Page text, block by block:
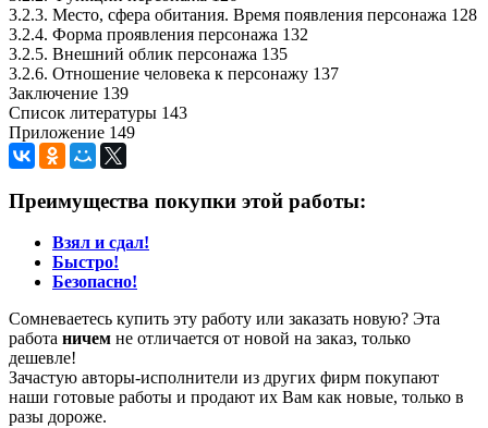
3.2.3. Место, сфера обитания. Время появления персонажа 128
3.2.4. Форма проявления персонажа 132
3.2.5. Внешний облик персонажа 135
3.2.6. Отношение человека к персонажу 137
Заключение 139
Список литературы 143
Приложение 149
Преимущества покупки этой работы:
Взял и сдал!
Быстро!
Безопасно!
Сомневаетесь купить эту работу или заказать новую? Эта
работа ничем не отличается от новой на заказ, только
дешевле!
Зачастую авторы-исполнители из других фирм покупают
наши готовые работы и продают их Вам как новые, только в
разы дороже.